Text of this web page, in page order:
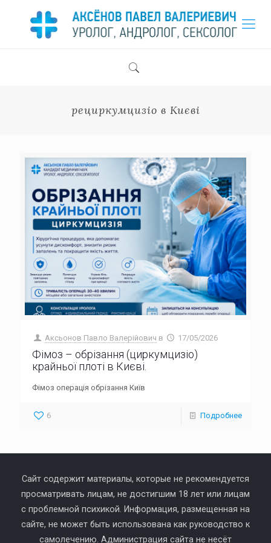
рециркумцизіо в Києві
Аксьонов Павло Валерійович в 17/05/2026
Фімоз – обрізання (циркумцизіо)
крайньої плоті в Києві.
Фімоз операція обрізання Київ
6 Подробнее
Сайт содержит материалы, которые не рекомендуется
просматривать лицам, не достигшим 18 лет или лицам
с проблемной психикой. Информация, размещенная на
сайте, не может быть использована как руководство к
самолечению. Администрация сайта не несёт